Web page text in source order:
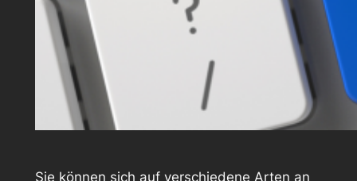
Sie können sich auf verschiedene Arten an